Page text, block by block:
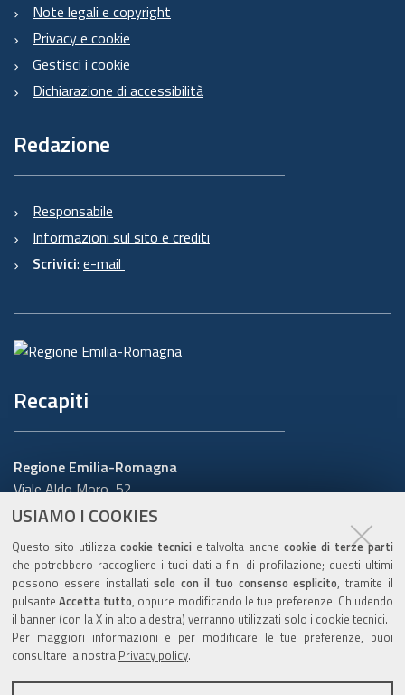
USIAMO I COOKIES
Questo sito utilizza cookie tecnici e talvolta anchecookie di terze parti
che potrebbero raccogliere i tuoi dati a fini di profilazione; questi ultimi
possono essere installatisolo con il tuo consenso esplicito, tramite il
pulsanteAccetta tutto, oppure modificando le tue preferenze. Chiudendo
il banner (con la X in alto a destra) verranno utilizzati solo i cookie tecnici.
Per maggiori informazioni e per modificare le tue preferenze, puoi
consultare la nostra Privacy policy.
Note legali e copyright
Privacy e cookie
Gestisci i cookie
Dichiarazione di accessibilità
Redazione
Responsabile
Informazioni sul sito e crediti
Scrivici: e-mail
Recapiti
Regione Emilia-Romagna
Viale Aldo Moro, 52
40127 Bologna
Cerca telefoni o indirizzi
URP
www.regione.emilia-romagna.it/urp